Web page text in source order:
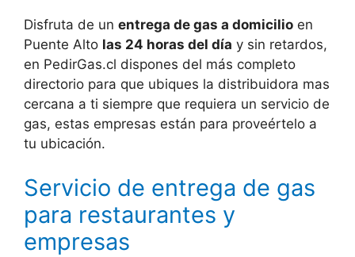
Disfruta de un entrega de gas a domicilio en
Puente Alto las 24 horas del día y sin retardos,
en PedirGas.cl dispones del más completo
directorio para que ubiques la distribuidora mas
cercana a ti siempre que requiera un servicio de
gas, estas empresas están para proveértelo a
tu ubicación.
Servicio de entrega de gas
para restaurantes y
empresas